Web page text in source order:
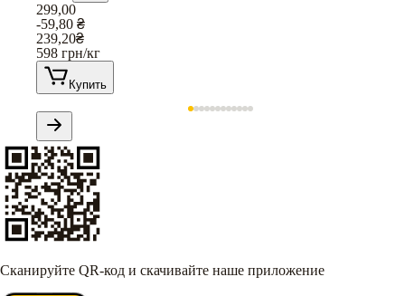
299,00
-59,80 ₴
239,20₴
598 грн/кг
Купить
Сканируйте QR-код и скачивайте наше приложение